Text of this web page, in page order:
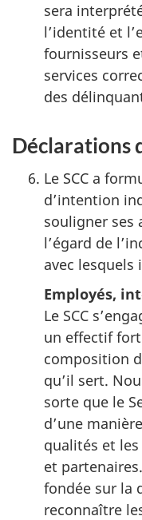
sera
l’identité et
fournisseurs
services
des
Déclarations
Le SCC a
d’intention
souligner ses
l’égard de
avec lesquels
Employés,
Le SCC
un effectif
composition
qu’il sert.
sorte que le
d’une
qualités et
et
fondée sur la
reconnaître